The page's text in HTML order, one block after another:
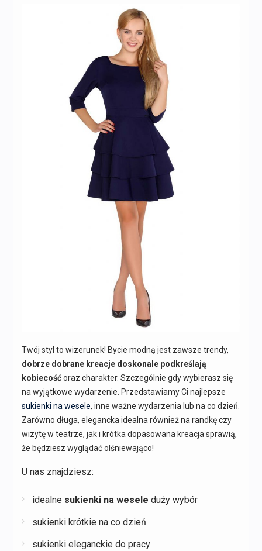
Twój styl to wizerunek! Bycie modną jest zawsze trendy,
dobrze dobrane kreacje doskonale podkreślają
kobiecośćoraz charakter. Szczególnie gdy wybierasz się
na wyjątkowe wydarzenie. Przedstawiamy Ci najlepsze
sukienki na wesele, inne ważne wydarzenia lub na co dzień.
Zarówno długa, elegancka idealna również na randkę czy
wizytę w teatrze, jak i krótka dopasowana kreacja sprawią,
że będziesz wyglądać olśniewająco!
U nas znajdziesz:
idealne sukienki na wesele duży wybór
sukienki krótkie na co dzień
sukienki eleganckie do pracy